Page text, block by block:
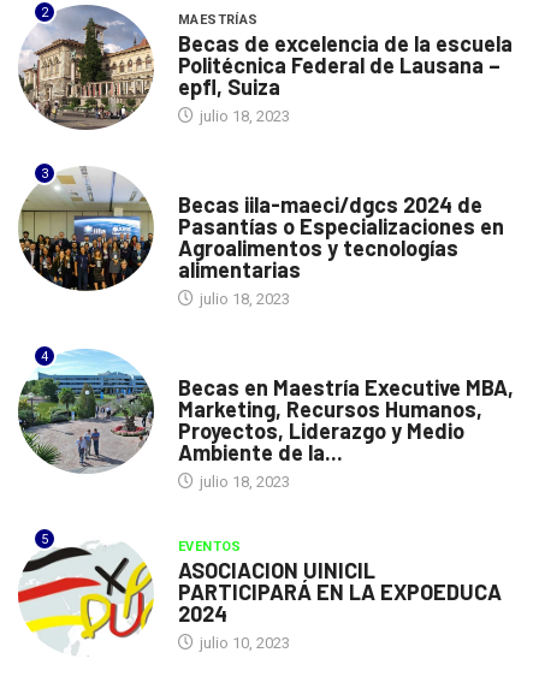
2 MAESTRÍAS
Becas de excelencia de la escuela
Politécnica Federal de Lausana –
epfl, Suiza
julio 18, 2023
3
Becas iila-maeci/dgcs 2024 de
Pasantías o Especializaciones en
Agroalimentos y tecnologías
alimentarias
julio 18, 2023
4
Becas en Maestría Executive MBA,
Marketing, Recursos Humanos,
Proyectos, Liderazgo y Medio
Ambiente de la...
julio 18, 2023
5 EVENTOS
ASOCIACION UINICIL
PARTICIPARÁ EN LA EXPOEDUCA
2024
julio 10, 2023